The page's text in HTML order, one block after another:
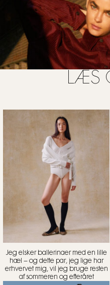
LÆS
Jeg elsker ballerinaer med en lille
hæl – og dette par, jeg lige har
erhvervet mig, vil jeg bruge resten
af sommeren og efteråret